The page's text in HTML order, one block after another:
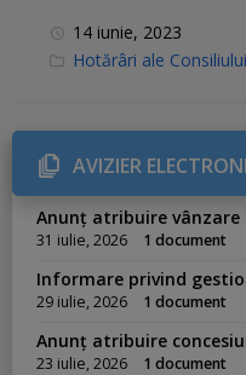
14 iunie, 2023
C
r
i
e
s
Hotărâri ale
AVIZIER
Anunț atribuire vânzare
31 iulie, 2026 1 document
Informare privind
29 iulie, 2026 1 document
Anunț atribuire
23 iulie, 2026 1 document